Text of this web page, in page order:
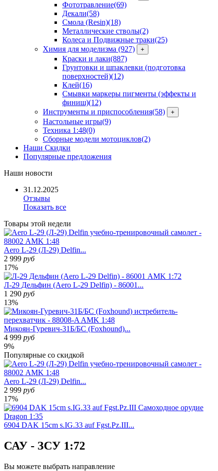
Фототравление(69)
Декали(58)
Смола (Resin)(18)
Металлические стволы(2)
Колеса и Подвижные траки(25)
Химия для моделизма (927) +
Краски и лаки(887)
Грунтовки и шпаклевки (подготовка
поверхностей)(12)
Клей(16)
Смывки маркеры пигменты (эффекты и
финиш)(12)
Инструменты и приспособления(58) +
Настольные игры(9)
Техника 1:48(0)
Сборные модели мотоциклов(2)
Наши Скидки
Популярные предложения
Наши новости
31.12.2025
Отзывы
Показать все
Товары этой недели
Aero L-29 (Л-29) Delfin...
2 999 руб
17%
Л-29 Дельфин (Aero L-29 Delfin) - 86001...
1 290 руб
13%
Микоян-Гуревич-31Б/БС (Foxhound)...
4 999 руб
9%
Популярные со скидкой
Aero L-29 (Л-29) Delfin...
2 999 руб
17%
6904 DAK 15cm s.IG.33 auf Fgst.Pz.III...
САУ - ЗСУ 1:72
Вы можете выбрать направление